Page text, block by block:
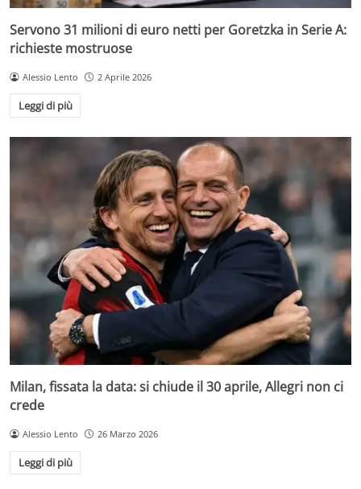
Servono 31 milioni di euro netti per Goretzka in Serie A:
richieste mostruose
Alessio Lento 2 Aprile 2026
Leggi di più
Milan, fissata la data: si chiude il 30 aprile, Allegri non ci
crede
Alessio Lento 26 Marzo 2026
Leggi di più